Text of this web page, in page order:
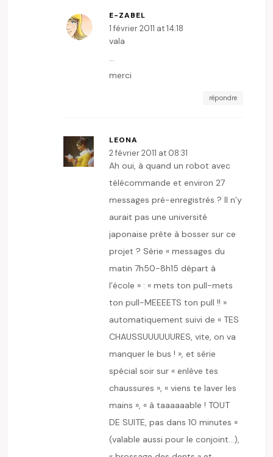
E-ZABEL
1 février 2011 at 14:18
vala
…
merci
répondre
LEONA
2 février 2011 at 08:31
Ah oui, à quand un robot avec
télécommande et environ 27
messages pré-enregistrés ? Il n’y
aurait pas une université
japonaise prête à bosser sur ce
projet ? Série « messages du
matin 7h50-8h15 départ à
l’école » : « mets ton pull-mets
ton pull-MEEEETS ton pull !! »
automatiquement suivi de « TES
CHAUSSUUUUUURES, vite, on va
manquer le bus ! », et série
spécial soir sur « enlève tes
chaussures », « viens te laver les
mains », « à taaaaaable ! TOUT
DE SUITE, pas dans 10 minutes »
(valable aussi pour le conjoint…),